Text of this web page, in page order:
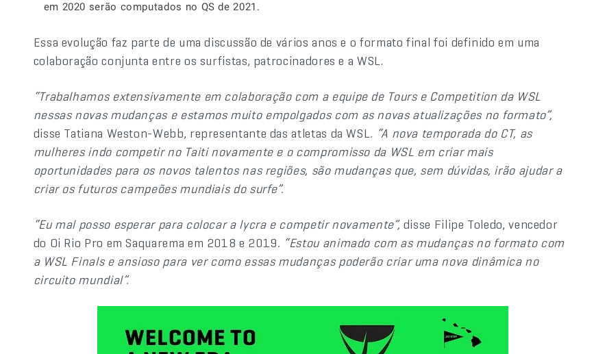
em 2020 serão computados no QS de 2021.
Essa evolução faz parte de uma discussão de vários anos e o formato final foi definido em uma
colaboração conjunta entre os surfistas, patrocinadores e a WSL.
“Trabalhamos extensivamente em colaboração com a equipe de Tours e Competition da WSL
nessas novas mudanças e estamos muito empolgados com as novas atualizações no formato”,
disse Tatiana Weston-Webb, representante das atletas da WSL. “A nova temporada do CT, as
mulheres indo competir no Taiti novamente e o compromisso da WSL em criar mais
oportunidades para os novos talentos nas regiões, são mudanças que, sem dúvidas, irão ajudar a
criar os futuros campeões mundiais do surfe”.
“Eu mal posso esperar para colocar a lycra e competir novamente”, disse Filipe Toledo, vencedor
do Oi Rio Pro em Saquarema em 2018 e 2019. “Estou animado com as mudanças no formato com
a WSL Finals e ansioso para ver como essas mudanças poderão criar uma nova dinâmica no
circuito mundial”.